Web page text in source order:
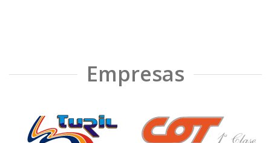
Empresas
❮ ❯